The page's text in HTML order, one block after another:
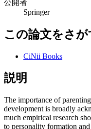
公開者
Springer
この論文をさが
CiNii Books
説明
The importance of
development is broadly
much empirical research
to personality formation